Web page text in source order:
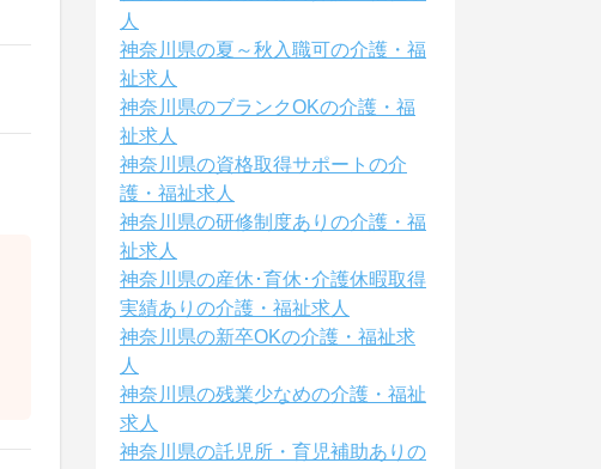
人
神奈川県の夏～秋入職可の介護・福
祉求人
神奈川県のブランクOKの介護・福
祉求人
神奈川県の資格取得サポートの介
護・福祉求人
神奈川県の研修制度ありの介護・福
祉求人
神奈川県の産休･育休･介護休暇取得
実績ありの介護・福祉求人
神奈川県の新卒OKの介護・福祉求
人
神奈川県の残業少なめの介護・福祉
求人
神奈川県の託児所・育児補助ありの